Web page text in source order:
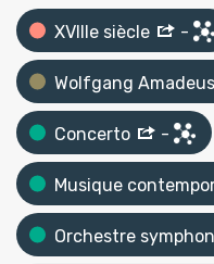
XVIIIe siècle -
Wolfgang
Concerto -
Musique
Orchestre